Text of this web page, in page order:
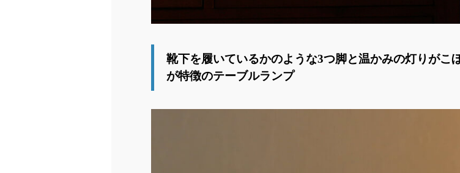
靴下を履いているかのような3つ脚と温かみの灯りがこ
が特徴のテーブルランプ